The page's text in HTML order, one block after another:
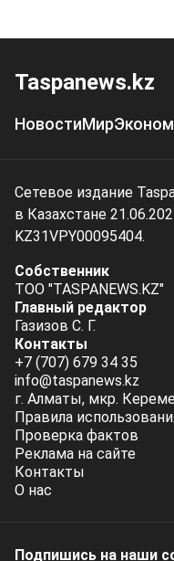
Taspanews.kz
НовостиМир
Сетевое издание
в Казахстане
KZ31VPY00095404.
Собственник
ТОО "TASPANEWS.KZ"
Главный редактор
Газизов С. Г.
Контакты
+7 (707) 679 34 35
info@taspanews.kz
г. Алматы, мкр.
Правила
Проверка фактов
Реклама на сайте
Контакты
О нас
Подпишись на наши